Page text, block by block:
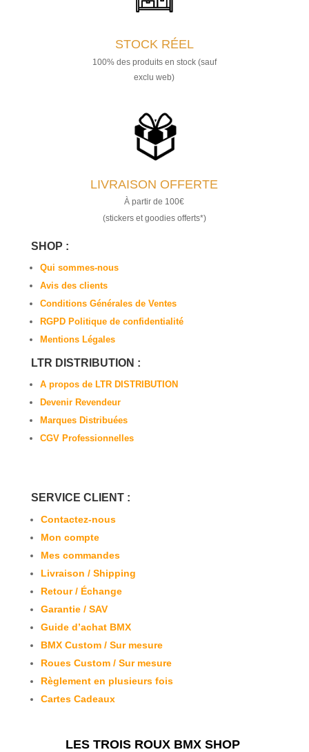
STOCK RÉEL
100% des produits en stock (sauf
exclu web)
LIVRAISON OFFERTE
À partir de 100€
(stickers et goodies offerts*)
SHOP :
Qui sommes-nous
Avis des clients
Conditions Générales de Ventes
RGPD Politique de confidentialité
Mentions Légales
LTR DISTRIBUTION :
A propos de LTR DISTRIBUTION
Devenir Revendeur
Marques Distribuées
CGV Professionnelles
SERVICE CLIENT :
Contactez-nous
Mon compte
Mes commandes
Livraison / Shipping
Retour / Échange
Garantie / SAV
Guide d’achat BMX
BMX Custom / Sur mesure
Roues Custom / Sur mesure
Règlement en plusieurs fois
Cartes Cadeaux
LES TROIS ROUX BMX SHOP